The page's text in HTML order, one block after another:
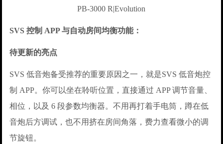
PB-3000 R|Evolution
SVS 控制 APP 与自动房间均衡功能：
待更新的亮点
SVS 低音炮备受推荐的重要原因之一，就是SVS 低音炮控
制 APP。你可以坐在聆听位置，直接通过 APP 调节音量、
相位，以及 6 段参数均衡器。不用再打着手电筒，蹲在低
音炮后方调试，也不用挤在房间角落，费力查看微小的调
节旋钮。